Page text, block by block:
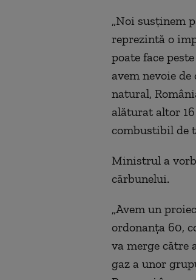
„Noi susținem
reprezintă o
poate face
avem nevoie de
natural, Rom
alăturat altor
combustibil de
Ministrul a
cărbunelui.
„Avem un
ordonanța 60,
va merge către
gaz a unor